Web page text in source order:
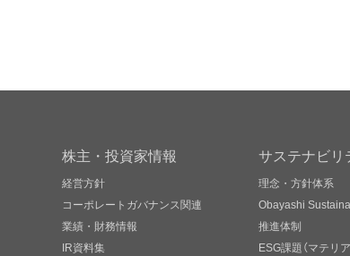
株主・投資家情報
経営方針
コーポレートガバナンス関連
業績・財務情報
IR資料集
サステナビリ
理念・方針体系
Obayashi
推進体制
ESG課題（マテリ